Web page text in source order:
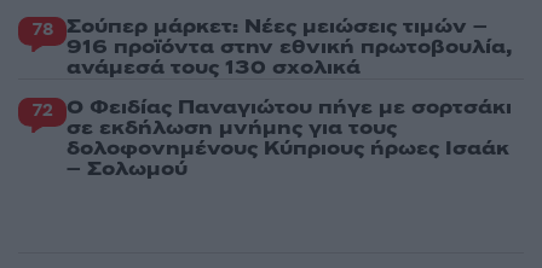
78 Σούπερ μάρκετ: Νέες μειώσεις τιμών –
916 προϊόντα στην εθνική πρωτοβουλία,
ανάμεσά τους 130 σχολικά
72 Ο Φειδίας Παναγιώτου πήγε με σορτσάκι
σε εκδήλωση μνήμης για τους
δολοφονημένους Κύπριους ήρωες Ισαάκ
– Σολωμού